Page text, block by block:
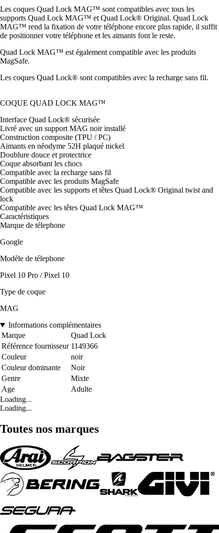
Les coques Quad Lock MAG™ sont compatibles avec tous les
supports Quad Lock MAG™ et Quad Lock® Original. Quad Lock
MAG™ rend la fixation de votre téléphone encore plus rapide, il suffit
de positionner votre téléphone et les aimants font le reste.
Quad Lock MAG™ est également compatible avec les produits
MagSafe.
Les coques Quad Lock® sont compatibles avec la recharge sans fil.
COQUE QUAD LOCK MAG™
Interface Quad Lock® sécurisée
Livré avec un support MAG noir installé
Construction composite (TPU / PC)
Aimants en néodyme 52H plaqué nickel
Doublure douce et protectrice
Coque absorbant les chocs
Compatible avec la recharge sans fil
Compatible avec les produits MagSafe
Compatible avec les supports et têtes Quad Lock® Original twist and
lock
Compatible avec les têtes Quad Lock MAG™
Caractéristiques
Marque de télephone
Google
Modèle de télephone
Pixel 10 Pro / Pixel 10
Type de coque
MAG
Informations complémentaires
Marque
Quad Lock
Référence fournisseur 1149366
Couleur
noir
Couleur dominante
Noir
Genre
Mixte
Age
Adulte
Loading...
Loading...
Toutes nos marques